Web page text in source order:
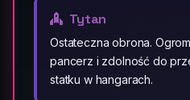
Tytan
Ostateczna obrona.
pancerz i zdolność do
statku w hangarach.